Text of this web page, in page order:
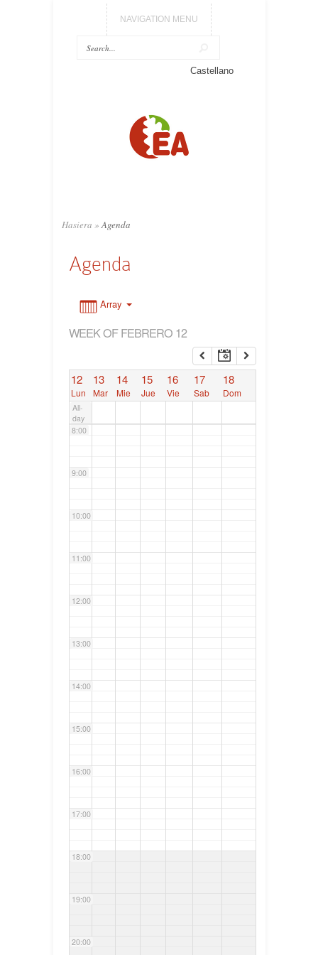
NAVIGATION MENU
Castellano
Hasiera » Agenda
Agenda
Array
WEEK OF FEBRERO 12
12
Lun
13
Mar
14
Mie
15
Jue
16
Vie
17
Sab
18
Dom
All-
day
4:00
5:00
7:00
8:00
9:00
10:00
11:00
12:00
13:00
14:00
15:00
16:00
17:00
18:00
19:00
20:00